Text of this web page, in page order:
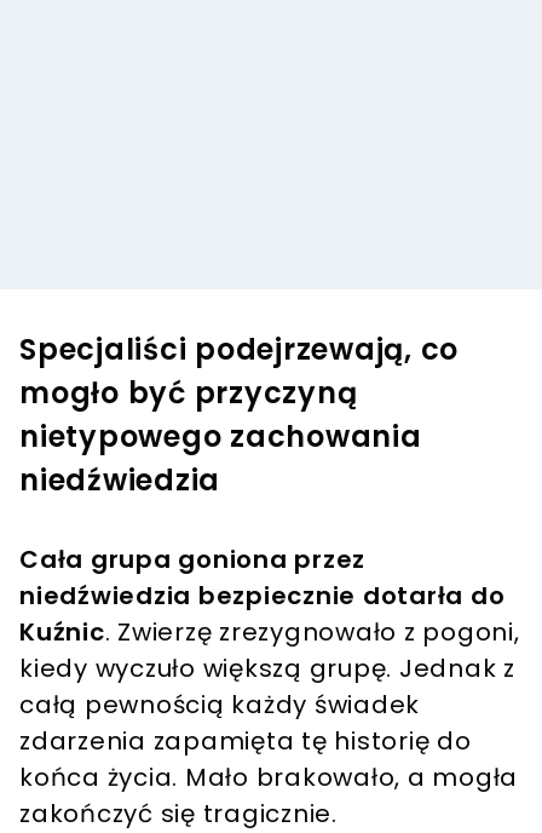
Specjaliści podejrzewają, co
mogło być przyczyną
nietypowego zachowania
niedźwiedzia
Cała grupa goniona przez
niedźwiedzia bezpiecznie dotarła do
Kuźnic. Zwierzę zrezygnowało z pogoni,
kiedy wyczuło większą grupę. Jednak z
całą pewnością każdy świadek
zdarzenia zapamięta tę historię do
końca życia. Mało brakowało, a mogła
zakończyć się tragicznie.